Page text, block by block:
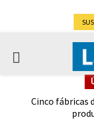
PRIMARY
Cinco fábricas